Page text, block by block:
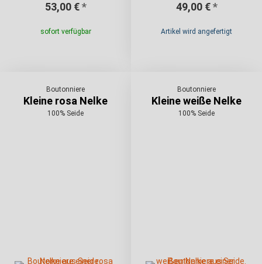
53,00 € *
sofort verfügbar
49,00 € *
Artikel wird angefertigt
Boutonniere
Kleine rosa Nelke
100% Seide
Boutonniere
Kleine weiße Nelke
100% Seide